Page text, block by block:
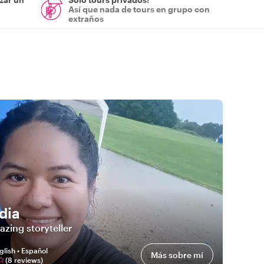
Así que nada de tours en grupo con
extraños
storyteller
• Español
(8reviews) Más sobre mí